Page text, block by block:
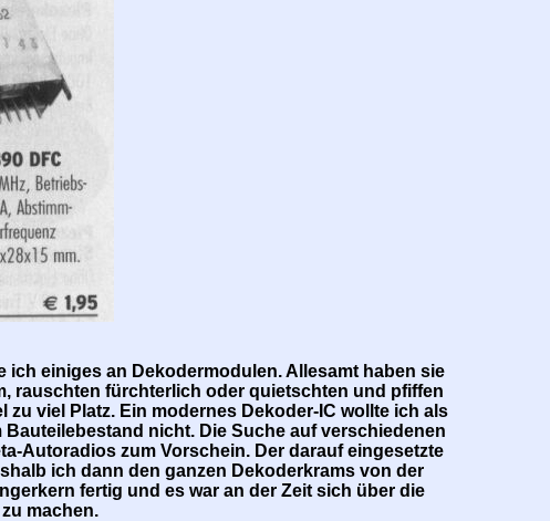
ich einiges an Dekodermodulen. Allesamt haben sie
rauschten fürchterlich oder quietschten und pfiffen
viel Platz. Ein modernes Dekoder-IC wollte ich als
nicht. Die Suche auf verschiedenen
Autoradios zum Vorschein. Der darauf eingesetzte
ich dann den ganzen Dekoderkrams von der
fertig und es war an der Zeit sich über die
machen.